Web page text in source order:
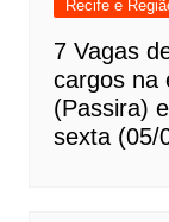
Recife e
7 Vagas
cargos na
(Passira)
sexta (05/